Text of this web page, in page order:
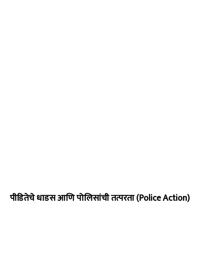
पीडितेचे धाडस आणि पोलिसांची तत्परता (Police Action)